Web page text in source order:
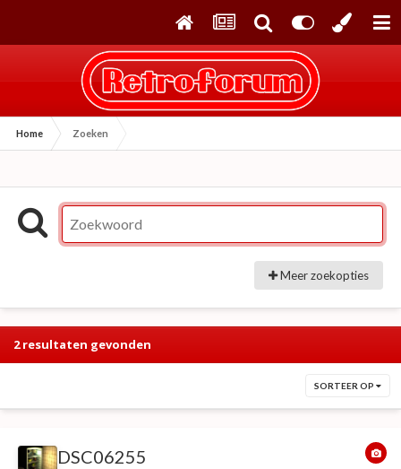
Home Zoeken
Meer zoekopties
2 resultaten gevonden
SORTEER OP
DSC06255